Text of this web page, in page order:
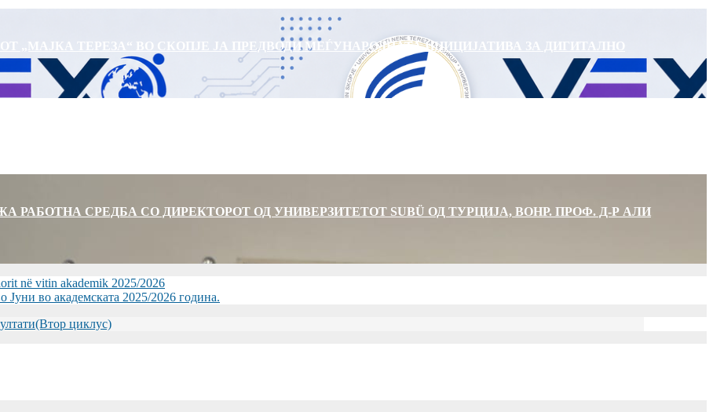
„МАЈКА ТЕРЕЗА“ ВО СКОПЈЕ ЈА ПРЕДВОДИ МЕЃУНАРОДНАТА ИНИЦИЈАТИВА ЗА ДИГИТАЛНО
РАБОТНА СРЕДБА СО ДИРЕКТОРОТ ОД УНИВЕРЗИТЕТОТ SUBÜ ОД ТУРЦИЈА, ВОНР. ПРОФ. Д-Р АЛИ
në vitin akademik 2025/2026
во академската 2025/2026 година.
циклус)